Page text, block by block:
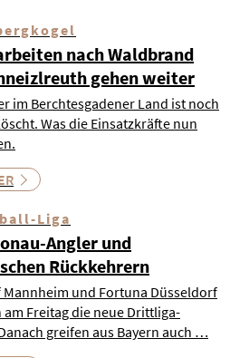
nach Waldbrand
gehen weiter
im Berchtesgadener Land ist noch
Was die Einsatzkräfte nun
Liga
Angler und
Rückkehrern
und Fortuna Düsseldorf
Freitag die neue Drittliga-
greifen aus Bayern auch …